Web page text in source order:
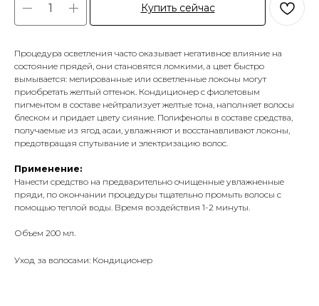
Купить сейчас
Процедура осветления часто оказывает негативное влияние на
состояние прядей, они становятся ломкими, а цвет быстро
вымывается: мелированные или осветленные локоны могут
приобретать желтый оттенок. Кондиционер с фиолетовым
пигментом в составе нейтрализует желтые тона, наполняет волосы
блеском и придает цвету сияние. Полифенолы в составе средства,
получаемые из ягод асаи, увлажняют и восстанавливают локоны,
предотвращая спутывание и электризацию волос.
Применение:
Нанести средство на предварительно очищенные увлажненные
пряди, по окончании процедуры тщательно промыть волосы с
помощью теплой воды. Время воздействия 1-2 минуты.
Объем 200 мл.
Уход за волосами: Кондиционер